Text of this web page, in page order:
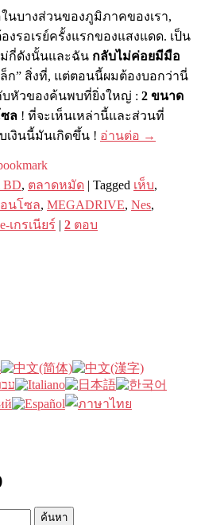
นบางส่วนของภูมิภาคของเรา,
รอเรย์ครั้งแรกของแสงแดด. เป็น
กี่ดังนั้นและฉัน กลับไม่ค่อยมีมือ
ล็ก” สิ่งที่, แต่ตอนนี้ผมต้องบอกว่านี่
หัวของค้นพบที่ยิ่งใหญ่ : 2 ขนาด
ล ! ที่จะเห็นเหล่านี้และส่วนที่
เงินนี้มันเกิดขึ้น ! อ่านต่อ →
, ตลาดหมัด | Tagged เห็บ,
นโซล, MEGADRIVE, Nes,
เกรเนียร์ | 2 ตอบ